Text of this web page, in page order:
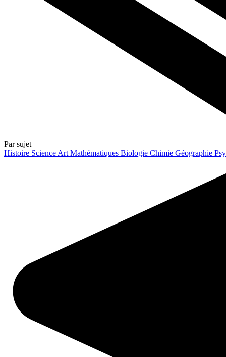
Par sujet
Histoire Science Art Mathématiques Biologie Chimie Géographie